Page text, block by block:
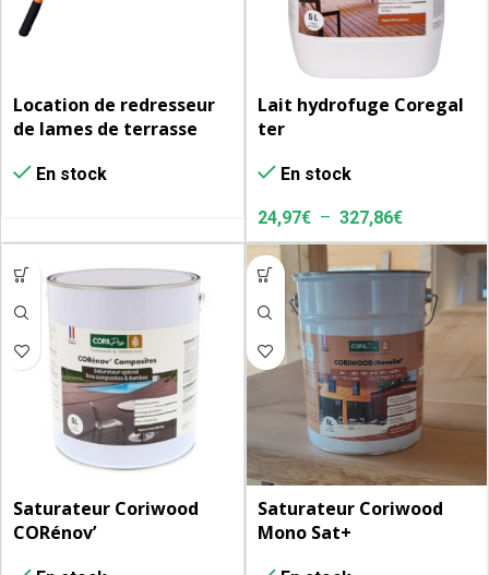
Location de redresseur
de lames de terrasse
En stock
Lait hydrofuge Coregal
ter
En stock
24,97€ – 327,86€
Saturateur Coriwood
CORénov’
Saturateur Coriwood
Mono Sat+